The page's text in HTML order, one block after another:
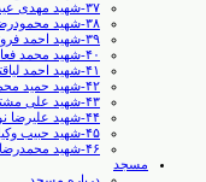
۳۷-شهید مهدی عیدی مراد
۳۸-شهید محمودرضا فرزانه
۳۹-شهید احمد فروتن
۴۰-شهید محمد فعال
۴۱-شهید احمد لیاقتی راد
۴۲-شهید حمید محمود نژاد
۴۳-شهید علی مشتاق دزفولی
۴۴-شهید علیرضا نوری
۴۵-شهید حبیب وکیلی
۴۶-شهید محمدرضا یوسف نیا
مسجد